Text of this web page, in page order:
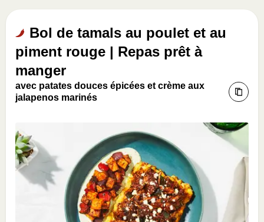
Bol de tamals au poulet et au
piment rouge | Repas prêt à
manger
avec patates douces épicées et crème aux
jalapenos marinés